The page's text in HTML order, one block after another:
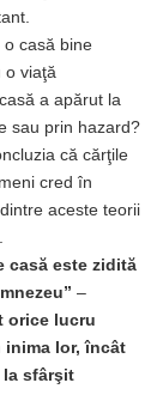
o casă bine
o viaţă
a apărut la
sau prin hazard?
că cărţile
cred în
aceste teorii
casă este zidită
–
orice lucru
inima lor, încât
la sfârşit